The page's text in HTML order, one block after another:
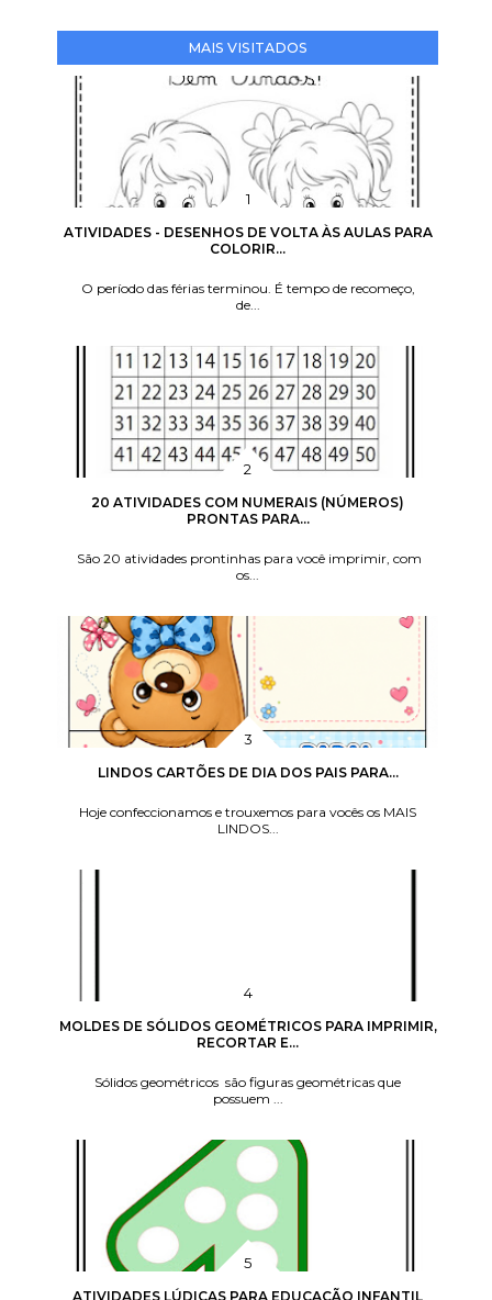
MAIS VISITADOS
ATIVIDADES - DESENHOS DE VOLTA ÀS AULAS PARA
COLORIR...
O período das férias terminou. É tempo de recomeço,
de...
20 ATIVIDADES COM NUMERAIS (NÚMEROS)
PRONTAS PARA...
São 20 atividades prontinhas para você imprimir, com
os...
LINDOS CARTÕES DE DIA DOS PAIS PARA...
Hoje confeccionamos e trouxemos para vocês os MAIS
LINDOS...
MOLDES DE SÓLIDOS GEOMÉTRICOS PARA IMPRIMIR,
RECORTAR E...
Sólidos geométricos são figuras geométricas que
possuem ...
ATIVIDADES LÚDICAS PARA EDUCAÇÃO INFANTIL